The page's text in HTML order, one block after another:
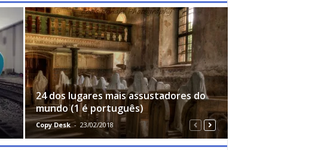
24 dos lugares mais assustadores do
mundo (1 é português)
Copy Desk - 23/02/2018